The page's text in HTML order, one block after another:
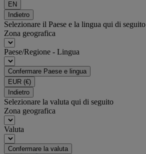
EN
Indietro
Selezionare il Paese e la lingua qui di seguito
Zona geografica
Paese/Regione - Lingua
Confermare Paese e lingua
EUR (€)
Indietro
Selezionare la valuta qui di seguito
Zona geografica
Valuta
Confermare la valuta